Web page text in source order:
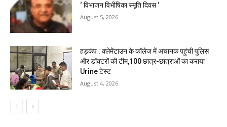
‘ विभाजन विभीषिका स्मृति दिवस ‘
August 5, 2026
हड़कंप : क्लेमेंटाउन के कॉलेज में अचानक पहुंची पुलिस
और डॉक्टरों की टीम,100 छात्र-छात्राओं का कराया
Urine टेस्ट
August 4, 2026